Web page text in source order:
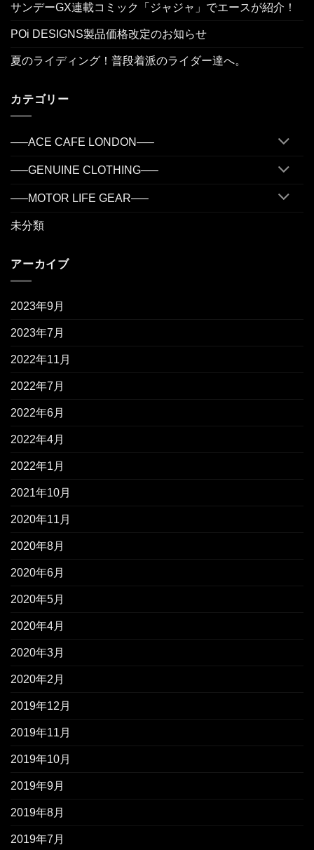
サンデーGX連載コミック「ジャジャ」でエースが紹介！
POi DESIGNS製品価格改定のお知らせ
夏のライディング！普段着派のライダー達へ。
カテゴリー
—–ACE CAFE LONDON—–
—–GENUINE CLOTHING—–
—–MOTOR LIFE GEAR—–
未分類
アーカイブ
2023年9月
2023年7月
2022年11月
2022年7月
2022年6月
2022年4月
2022年1月
2021年10月
2020年11月
2020年8月
2020年6月
2020年5月
2020年4月
2020年3月
2020年2月
2019年12月
2019年11月
2019年10月
2019年9月
2019年8月
2019年7月